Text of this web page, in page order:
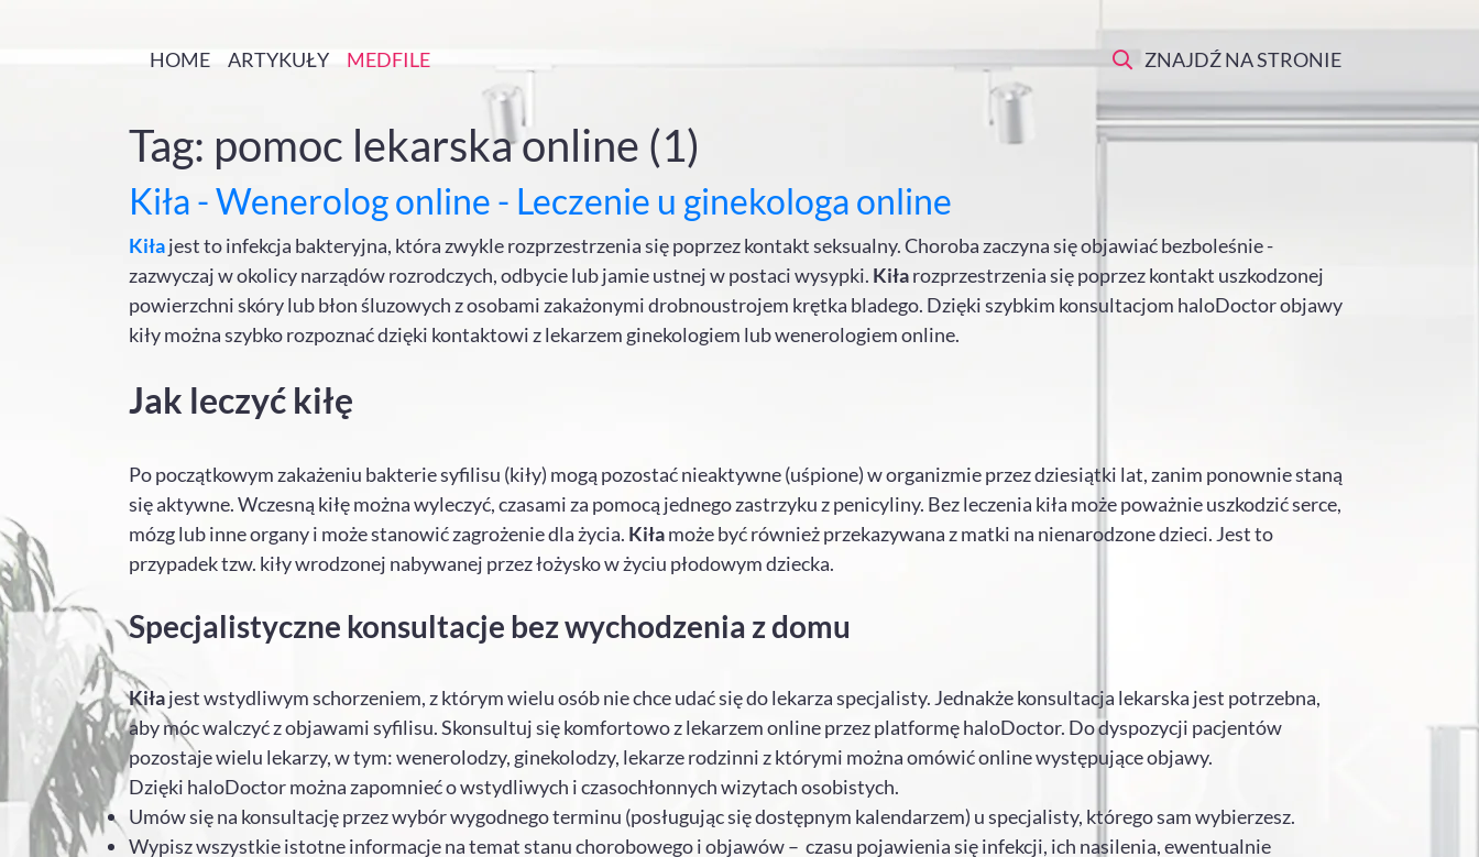
HOME ARTYKUŁY MEDFILE ZNAJDŹ NA STRONIE
Tag: pomoc lekarska online (1)
Kiła - Wenerolog online - Leczenie u ginekologa online
Kiłajest to infekcja bakteryjna, która zwykle rozprzestrzenia się poprzez kontakt seksualny. Choroba zaczyna się objawiać bezboleśnie -
zazwyczaj w okolicy narządów rozrodczych, odbycie lub jamie ustnej w postaci wysypki. Kiłarozprzestrzenia się poprzez kontakt uszkodzonej
powierzchni skóry lub błon śluzowych z osobami zakażonymi drobnoustrojem krętka bladego. Dzięki szybkim konsultacjom haloDoctor objawy
kiły można szybko rozpoznać dzięki kontaktowi z lekarzem ginekologiem lub wenerologiem online.
Jak leczyć kiłę
Po początkowym zakażeniu bakterie syfilisu (kiły) mogą pozostać nieaktywne (uśpione) w organizmie przez dziesiątki lat, zanim ponownie staną
się aktywne. Wczesną kiłę można wyleczyć, czasami za pomocą jednego zastrzyku z penicyliny. Bez leczenia kiła może poważnie uszkodzić serce,
mózg lub inne organy i może stanowić zagrożenie dla życia. Kiłamoże być również przekazywana z matki na nienarodzone dzieci. Jest to
przypadek tzw. kiły wrodzonej nabywanej przez łożysko w życiu płodowym dziecka.
Specjalistyczne konsultacje bez wychodzenia z domu
Kiłajest wstydliwym schorzeniem, z którym wielu osób nie chce udać się do lekarza specjalisty. Jednakże konsultacja lekarska jest potrzebna,
aby móc walczyć z objawami syfilisu. Skonsultuj się komfortowo z lekarzem online przez platformę haloDoctor. Do dyspozycji pacjentów
pozostaje wielu lekarzy, w tym: wenerolodzy, ginekolodzy, lekarze rodzinni z którymi można omówić online występujące objawy.
Dzięki haloDoctor można zapomnieć o wstydliwych i czasochłonnych wizytach osobistych.
Umów się na konsultację przez wybór wygodnego terminu (posługując się dostępnym kalendarzem) u specjalisty, którego sam wybierzesz.
Wypisz wszystkie istotne informacje na temat stanu chorobowego i objawów – czasu pojawienia się infekcji, ich nasilenia, ewentualnie